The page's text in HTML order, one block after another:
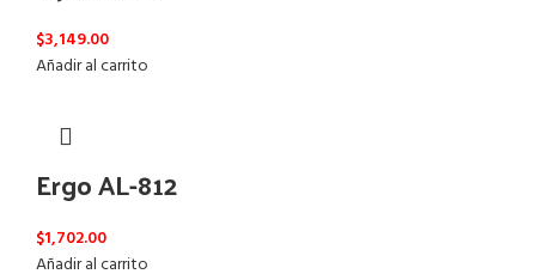
$3,149.00
Añadir al carrito
Ergo AL-812
$1,702.00
Añadir al carrito